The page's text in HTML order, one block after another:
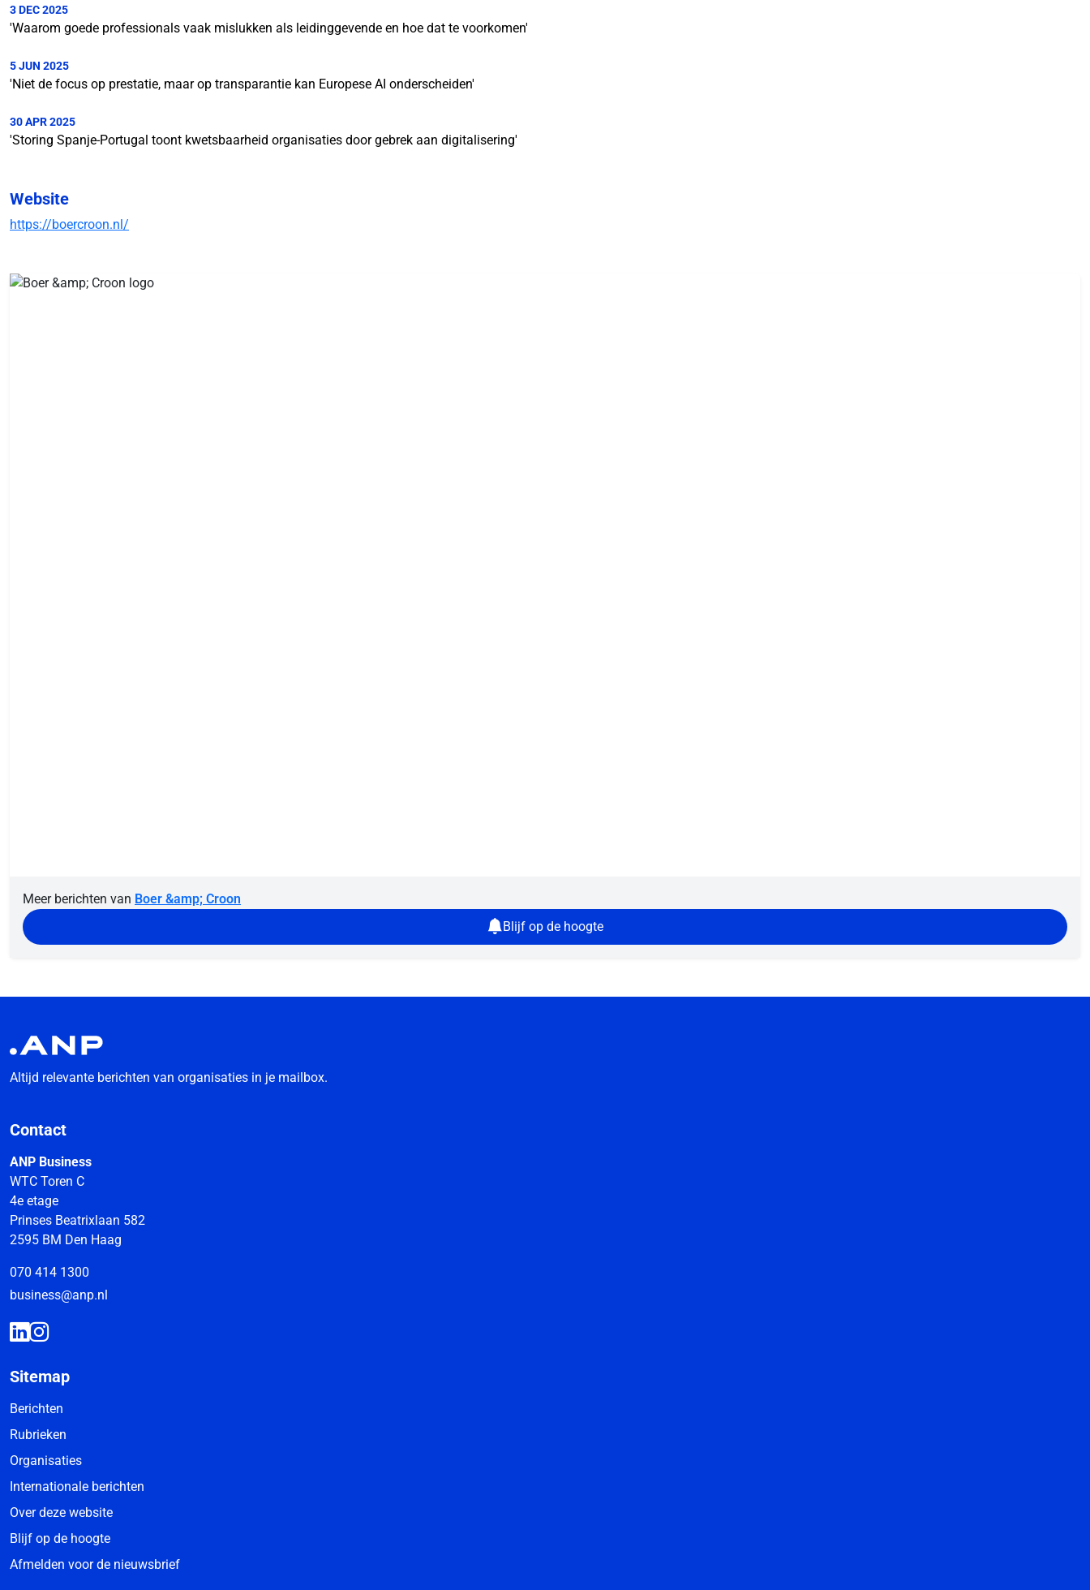
3 DEC 2025
'Waarom goede professionals vaak mislukken als leidinggevende en hoe dat te voorkomen'
5 JUN 2025
'Niet de focus op prestatie, maar op transparantie kan Europese AI onderscheiden'
30 APR 2025
'Storing Spanje-Portugal toont kwetsbaarheid organisaties door gebrek aan digitalisering'
Website
https://boercroon.nl/
Meer berichten van Boer &amp; Croon
Blijf op de hoogte
Altijd relevante berichten van organisaties in je mailbox.
Contact
ANP Business
WTC Toren C
4e etage
Prinses Beatrixlaan 582
2595 BM Den Haag
070 414 1300
business@anp.nl
Sitemap
Berichten
Rubrieken
Organisaties
Internationale berichten
Over deze website
Blijf op de hoogte
Afmelden voor de nieuwsbrief